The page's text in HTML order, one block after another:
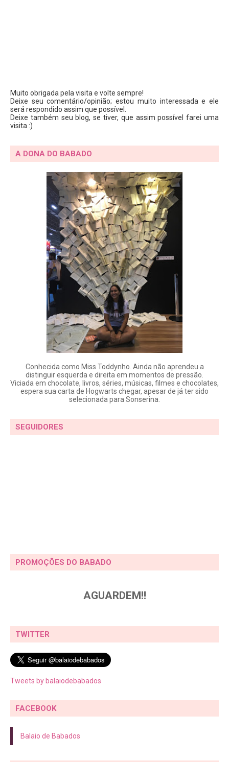
Muito obrigada pela visita e volte sempre!
Deixe seu comentário/opinião; estou muito interessada e ele
será respondido assim que possível.
Deixe também seu blog, se tiver, que assim possível farei uma
visita :)
A DONA DO BABADO
Conhecida como Miss Toddynho. Ainda não aprendeu a
distinguir esquerda e direita em momentos de pressão.
Viciada em chocolate, livros, séries, músicas, filmes e chocolates,
espera sua carta de Hogwarts chegar, apesar de já ter sido
selecionada para Sonserina.
SEGUIDORES
PROMOÇÕES DO BABADO
AGUARDEM!!
TWITTER
Tweets by balaiodebabados
FACEBOOK
Balaio de Babados